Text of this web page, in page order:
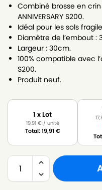
Combiné brosse en
ANNIVERSARY S200.
Idéal pour les sols
Diamètre de l’embout :
Largeur : 30cm.
100% compatible avec
S200.
Produit neuf.
1 x Lot
19,91 €/ unité
Total:19,91 €